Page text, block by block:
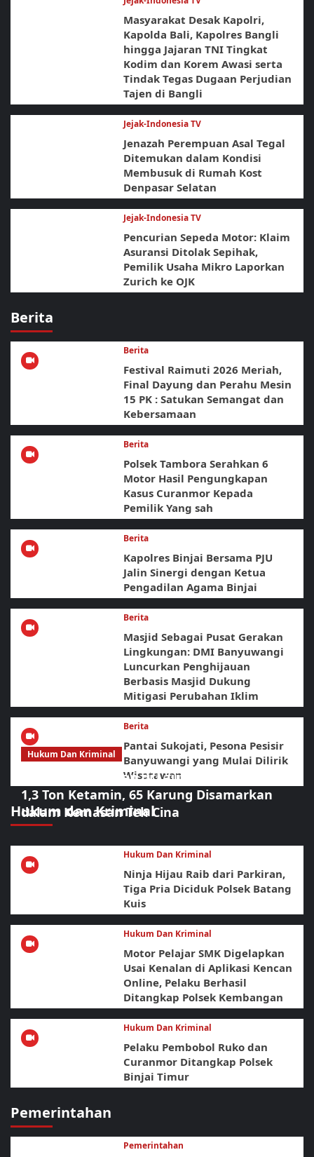
Masyarakat Desak Kapolri,
Kapolda Bali, Kapolres Bangli
hingga Jajaran TNI Tingkat
Kodim dan Korem Awasi serta
Tindak Tegas Dugaan Perjudian
Tajen di Bangli
Jejak-Indonesia TV
Jenazah Perempuan Asal Tegal
Ditemukan dalam Kondisi
Membusuk di Rumah Kost
Denpasar Selatan
Jejak-Indonesia TV
Pencurian Sepeda Motor: Klaim
Asuransi Ditolak Sepihak,
Pemilik Usaha Mikro Laporkan
Zurich ke OJK
Berita
Berita
Festival Raimuti 2026 Meriah,
Final Dayung dan Perahu Mesin
15 PK : Satukan Semangat dan
Kebersamaan
Berita
Polsek Tambora Serahkan 6
Motor Hasil Pengungkapan
Kasus Curanmor Kepada
Pemilik Yang sah
Berita
Kapolres Binjai Bersama PJU
Jalin Sinergi dengan Ketua
Pengadilan Agama Binjai
Berita
Masjid Sebagai Pusat Gerakan
Lingkungan: DMI Banyuwangi
Luncurkan Penghijauan
Berbasis Masjid Dukung
Mitigasi Perubahan Iklim
Berita
Pantai Sukojati, Pesona Pesisir
Banyuwangi yang Mulai Dilirik
Wisatawan
Hukum dan Kriminal
Hukum Dan Kriminal
Operasi Gabungan di Laut Bintan Bongkar
1,3 Ton Ketamin, 65 Karung Disamarkan
dalam Kemasan Teh Cina
Hukum Dan Kriminal
Ninja Hijau Raib dari Parkiran,
Tiga Pria Diciduk Polsek Batang
Kuis
Hukum Dan Kriminal
Motor Pelajar SMK Digelapkan
Usai Kenalan di Aplikasi Kencan
Online, Pelaku Berhasil
Ditangkap Polsek Kembangan
Hukum Dan Kriminal
Pelaku Pembobol Ruko dan
Curanmor Ditangkap Polsek
Binjai Timur
Pemerintahan
Pemerintahan